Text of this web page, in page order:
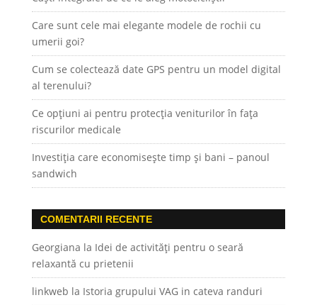
Care sunt cele mai elegante modele de rochii cu
umerii goi?
Cum se colectează date GPS pentru un model digital
al terenului?
Ce opțiuni ai pentru protecția veniturilor în fața
riscurilor medicale
Investiția care economisește timp și bani – panoul
sandwich
COMENTARII RECENTE
Georgiana la Idei de activități pentru o seară
relaxantă cu prietenii
linkweb la Istoria grupului VAG in cateva randuri